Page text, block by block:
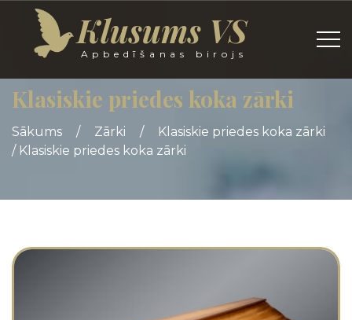
Klusums VS
Apbedīšanas birojs
Klasiskie priedes koka zārki
Sākums / Zārki /
Klasiskie priedes koka zārki
/ Klasiskie priedes koka zārki